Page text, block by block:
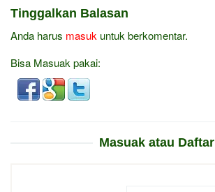
Tinggalkan Balasan
Anda harus masuk untuk berkomentar.
Bisa Masuak pakai:
Masuak atau Daftar